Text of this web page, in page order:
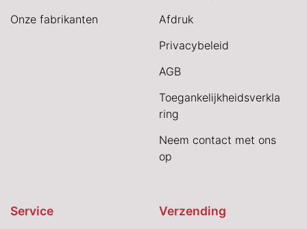
Onze fabrikanten
Afdruk
Privacybeleid
AGB
Toegankelijkheidsverkla
ring
Neem contact met ons
op
Service Verzending